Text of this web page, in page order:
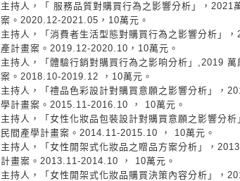
主持人，「 服務品質對購買行為之影響分析」，2021
案。2020.12-2021.05，10萬元。
主持人，「消費者生活型態對購買行為之影響分析」
產計畫案。2019.12-2020.10，10萬元。
主持人，「體驗行銷對購買行為之影响分析」,2019
案。2018.10-2019.12 ，10萬元。
主持人，「禮品色彩設計對購買意願之影響分析」，
學計畫案。2015.11-2016.10 ， 10萬元。
主持人，「女性化妝品包裝設計對購買意願之影響分
民間產學計畫案。2014.11-2015.10 ， 10萬元。
主持人，「女性開架式化妝品之贈品方案分析」，
計畫案。2013.11-2014.10 ， 10萬元。
主持人，「女性開架式化妝品購買決策內容分析」，